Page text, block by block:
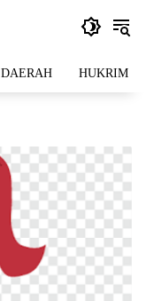
DAERAH HUKRIM